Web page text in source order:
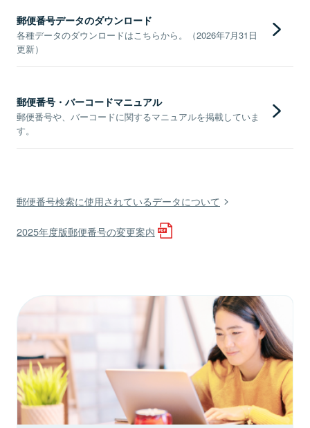
郵便番号データのダウンロード
各種データのダウンロードはこちらから。（2026年7月31日
更新）
郵便番号・バーコードマニュアル
郵便番号や、バーコードに関するマニュアルを掲載していま
す。
郵便番号検索に使用されているデータについて
2025年度版郵便番号の変更案内